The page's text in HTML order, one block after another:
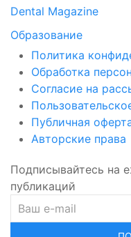
Dental Magazine
Образование
Политика
Обработка
Согласие на
Публичная
Авторские права
Подписывайтесь на
публикаций